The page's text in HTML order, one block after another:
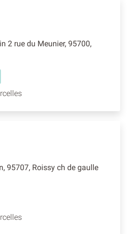
2 rue du Meunier, 95700,
95707, Roissy ch de gaulle